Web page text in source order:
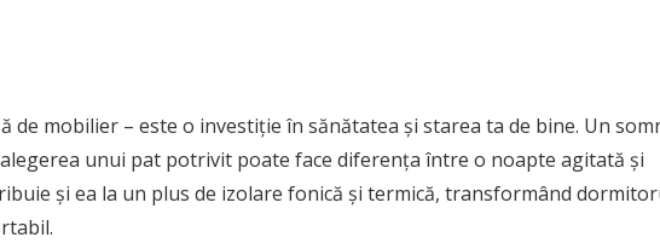
de mobilier – este o investiție în sănătatea și starea ta de bine. Un
unui pat potrivit poate face diferența între o noapte agitată și
și ea la un plus de izolare fonică și termică, transformând